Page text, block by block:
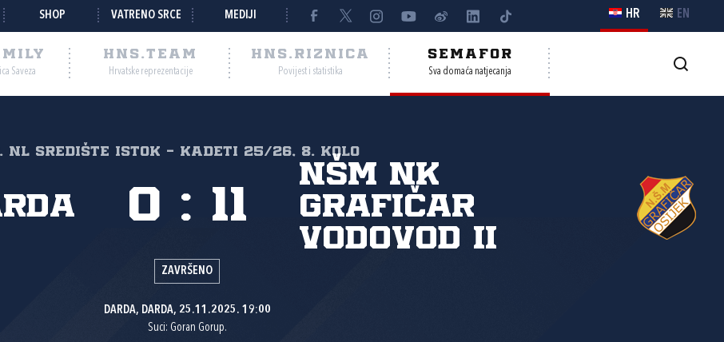
SHOP VATRENO SRCE MEDIJI HR EN
Saveza
HNS.TEAM
Hrvatske reprezentacije
HNS.RIZNICA
Povijest i statistika
SEMAFOR
Sva domaća natjecanja
NL Središte Istok - Kadeti 25/26, 8. kolo
NŠM NK
Grafičar
Vodovod II
0 : 11
ZAVRŠENO
DARDA, DARDA, 25.11.2025. 19:00
Suci: Goran Gorup.